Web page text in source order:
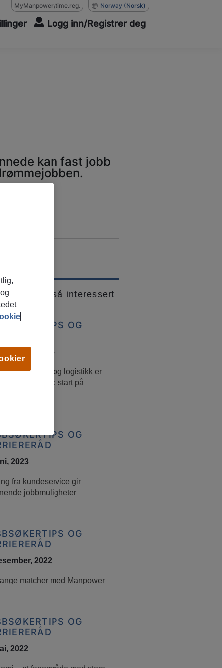
MyManpower/time.reg. Norway (Norsk)
Logg inn/Registrer deg
kan fast jobb
kanskje også interessert
OG
2023
innen lager og logistikk er
betalt og en god start på
OG
2023
fra kundeservice gir
jobbmuligheter
OG
2022
matcher med Manpower
OG
2022